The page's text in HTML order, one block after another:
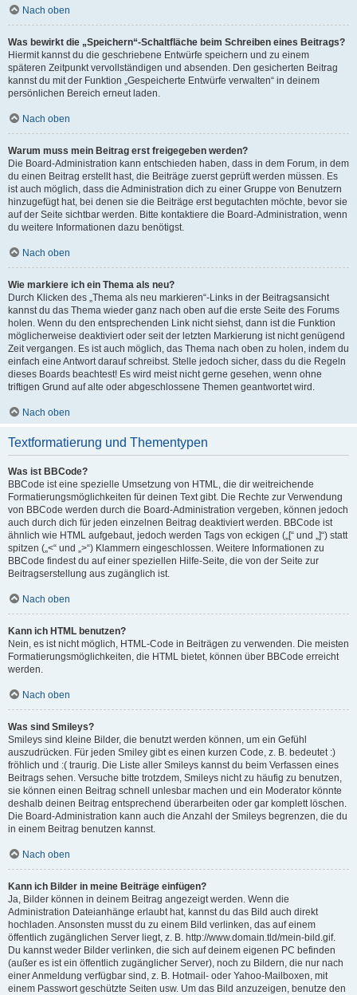
Nach oben
Was bewirkt die „Speichern“-Schaltfläche beim Schreiben eines Beitrags?
Hiermit kannst du die geschriebene Entwürfe speichern und zu einem
späteren Zeitpunkt vervollständigen und absenden. Den gesicherten Beitrag
kannst du mit der Funktion „Gespeicherte Entwürfe verwalten“ in deinem
persönlichen Bereich erneut laden.
Nach oben
Warum muss mein Beitrag erst freigegeben werden?
Die Board-Administration kann entschieden haben, dass in dem Forum, in dem
du einen Beitrag erstellt hast, die Beiträge zuerst geprüft werden müssen. Es
ist auch möglich, dass die Administration dich zu einer Gruppe von Benutzern
hinzugefügt hat, bei denen sie die Beiträge erst begutachten möchte, bevor sie
auf der Seite sichtbar werden. Bitte kontaktiere die Board-Administration, wenn
du weitere Informationen dazu benötigst.
Nach oben
Wie markiere ich ein Thema als neu?
Durch Klicken des „Thema als neu markieren“-Links in der Beitragsansicht
kannst du das Thema wieder ganz nach oben auf die erste Seite des Forums
holen. Wenn du den entsprechenden Link nicht siehst, dann ist die Funktion
möglicherweise deaktiviert oder seit der letzten Markierung ist nicht genügend
Zeit vergangen. Es ist auch möglich, das Thema nach oben zu holen, indem du
einfach eine Antwort darauf schreibst. Stelle jedoch sicher, dass du die Regeln
dieses Boards beachtest! Es wird meist nicht gerne gesehen, wenn ohne
triftigen Grund auf alte oder abgeschlossene Themen geantwortet wird.
Nach oben
Textformatierung und Thementypen
Was ist BBCode?
BBCode ist eine spezielle Umsetzung von HTML, die dir weitreichende
Formatierungsmöglichkeiten für deinen Text gibt. Die Rechte zur Verwendung
von BBCode werden durch die Board-Administration vergeben, können jedoch
auch durch dich für jeden einzelnen Beitrag deaktiviert werden. BBCode ist
ähnlich wie HTML aufgebaut, jedoch werden Tags von eckigen („[“ und „]“) statt
spitzen („<“ und „>“) Klammern eingeschlossen. Weitere Informationen zu
BBCode findest du auf einer speziellen Hilfe-Seite, die von der Seite zur
Beitragserstellung aus zugänglich ist.
Nach oben
Kann ich HTML benutzen?
Nein, es ist nicht möglich, HTML-Code in Beiträgen zu verwenden. Die meisten
Formatierungsmöglichkeiten, die HTML bietet, können über BBCode erreicht
werden.
Nach oben
Was sind Smileys?
Smileys sind kleine Bilder, die benutzt werden können, um ein Gefühl
auszudrücken. Für jeden Smiley gibt es einen kurzen Code, z. B. bedeutet :)
fröhlich und :( traurig. Die Liste aller Smileys kannst du beim Verfassen eines
Beitrags sehen. Versuche bitte trotzdem, Smileys nicht zu häufig zu benutzen,
sie können einen Beitrag schnell unlesbar machen und ein Moderator könnte
deshalb deinen Beitrag entsprechend überarbeiten oder gar komplett löschen.
Die Board-Administration kann auch die Anzahl der Smileys begrenzen, die du
in einem Beitrag benutzen kannst.
Nach oben
Kann ich Bilder in meine Beiträge einfügen?
Ja, Bilder können in deinem Beitrag angezeigt werden. Wenn die
Administration Dateianhänge erlaubt hat, kannst du das Bild auch direkt
hochladen. Ansonsten musst du zu einem Bild verlinken, das auf einem
öffentlich zugänglichen Server liegt, z. B. http://www.domain.tld/mein-bild.gif.
Du kannst weder Bilder verlinken, die sich auf deinem eigenen PC befinden
(außer es ist ein öffentlich zugänglicher Server), noch zu Bildern, die nur nach
einer Anmeldung verfügbar sind, z. B. Hotmail- oder Yahoo-Mailboxen, mit
einem Passwort geschützte Seiten usw. Um das Bild anzuzeigen, benutze den